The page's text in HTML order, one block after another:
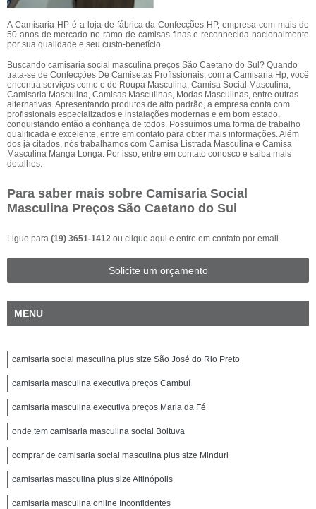
A Camisaria HP é a loja de fábrica da Confecções HP, empresa com mais de
50 anos de mercado no ramo de camisas finas e reconhecida nacionalmente
por sua qualidade e seu custo-benefício.
Buscando camisaria social masculina preços São Caetano do Sul? Quando
trata-se de Confecções De Camisetas Profissionais, com a Camisaria Hp, você
encontra serviços como o de Roupa Masculina, Camisa Social Masculina,
Camisaria Masculina, Camisas Masculinas, Modas Masculinas, entre outras
alternativas. Apresentando produtos de alto padrão, a empresa conta com
profissionais especializados e instalações modernas e em bom estado,
conquistando então a confiança de todos. Possuímos uma forma de trabalho
qualificada e excelente, entre em contato para obter mais informações. Além
dos já citados, nós trabalhamos com Camisa Listrada Masculina e Camisa
Masculina Manga Longa. Por isso, entre em contato conosco e saiba mais
detalhes.
Para saber mais sobre Camisaria Social
Masculina Preços São Caetano do Sul
Ligue para (19) 3651-1412 ou clique aqui e entre em contato por email.
Solicite um orçamento
MENU
camisaria social masculina plus size São José do Rio Preto
camisaria masculina executiva preços Cambuí
camisaria masculina executiva preços Maria da Fé
onde tem camisaria masculina social Boituva
comprar de camisaria social masculina plus size Minduri
camisarias masculina plus size Altinópolis
camisaria masculina online Inconfidentes